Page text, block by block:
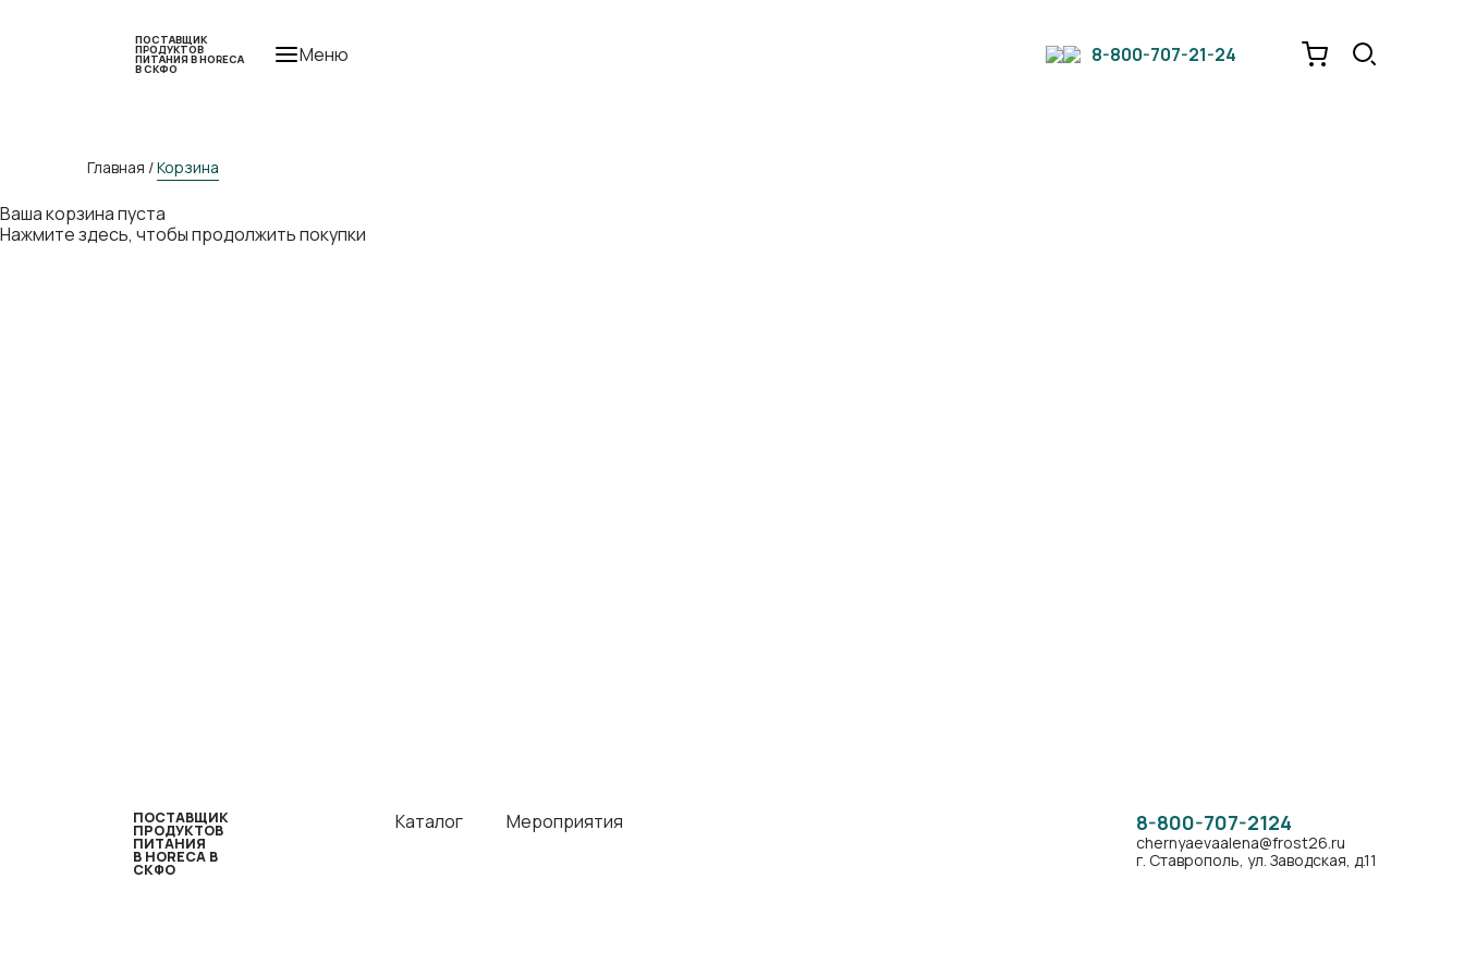
ПОСТАВЩИК
ПРОДУКТОВ
ПИТАНИЯ В HORECA
В СКФО
Меню 8-800-707-21-24
Главная /Корзина
Ваша корзина пуста
Нажмите здесь, чтобы продолжить покупки
ПОСТАВЩИК
ПРОДУКТОВ
ПИТАНИЯ
В HORECA В
СКФО
Каталог Мероприятия 8-800-707-2124
chernyaevaalena@frost26.ru
г. Ставрополь, ул. Заводская, д.11